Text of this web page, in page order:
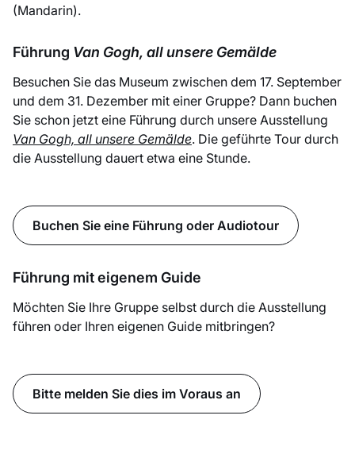
(Mandarin).
Führung Van Gogh, all unsere Gemälde
Besuchen Sie das Museum zwischen dem 17. September
und dem 31. Dezember mit einer Gruppe? Dann buchen
Sie schon jetzt eine Führung durch unsere Ausstellung
Van Gogh, all unsere Gemälde. Die geführte Tour durch
die Ausstellung dauert etwa eine Stunde.
Buchen Sie eine Führung oder Audiotour
Führung mit eigenem Guide
Möchten Sie Ihre Gruppe selbst durch die Ausstellung
führen oder Ihren eigenen Guide mitbringen?
Bitte melden Sie dies im Voraus an